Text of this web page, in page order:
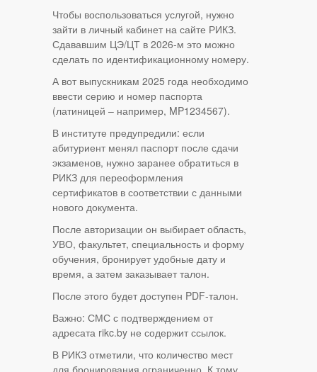
Чтобы воспользоваться услугой, нужно
зайти в личный кабинет на сайте РИКЗ.
Сдававшим ЦЭ/ЦТ в 2026-м это можно
сделать по идентификационному номеру.
А вот выпускникам 2025 года необходимо
ввести серию и номер паспорта
(латиницей – например, MP1234567).
В институте предупредили: если
абитуриент менял паспорт после сдачи
экзаменов, нужно заранее обратиться в
РИКЗ для переоформления
сертификатов в соответствии с данными
нового документа.
После авторизации он выбирает область,
УВО, факультет, специальность и форму
обучения, бронирует удобные дату и
время, а затем заказывает талон.
После этого будет доступен PDF-талон.
Важно: СМС с подтверждением от
адресата rikc.by не содержит ссылок.
В РИКЗ отметили, что количество мест
для бронирования ограниченно. К тому